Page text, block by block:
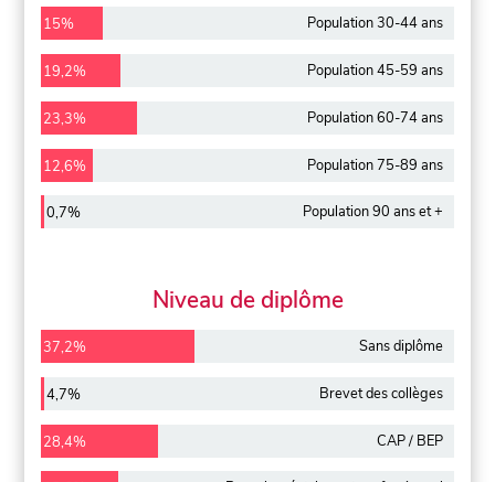
15% Population 30-44 ans
19,2% Population 45-59 ans
23,3% Population 60-74 ans
12,6% Population 75-89 ans
0,7% Population 90 ans et +
Niveau de diplôme
37,2% Sans diplôme
4,7% Brevet des collèges
28,4% CAP / BEP